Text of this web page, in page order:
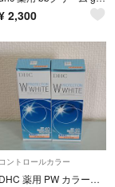
2,300
コントロールカラー
DHC 薬用 PW カラーベース アプリコット 30g×2個